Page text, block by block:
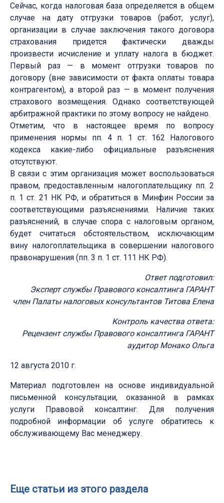
Сейчас, когда налоговая база определяется в общем
случае на дату отгрузки товаров (работ, услуг),
организации в случае заключения такого договора
страхования придется фактически дважды
произвести исчисление и уплату налога в бюджет.
Первый раз — в момент отгрузки товаров по
договору (вне зависимости от факта оплаты товара
контрагентом), а второй раз — в момент получения
страхового возмещения. Однако соответствующей
арбитражной практики по этому вопросу не найдено.
Отметим, что в настоящее время по вопросу
применения нормы пп. 4 п. 1 ст. 162 Налогового
кодекса какие-либо официальные разъяснения
отсутствуют.
В связи с этим организация может воспользоваться
правом, предоставленным налогоплательщику пп. 2
п. 1 ст. 21 НК РФ, и обратиться в Минфин России за
соответствующими разъяснениями. Наличие таких
разъяснений, в случае спора с налоговым органом,
будет считаться обстоятельством, исключающим
вину налогоплательщика в совершении налогового
правонарушения (пп. 3 п. 1 ст. 111 НК РФ).
Ответ подготовил:
Эксперт службы Правового консалтинга ГАРАНТ
член Палаты налоговых консультантов Титова Елена
Контроль качества ответа:
Рецензент службы Правового консалтинга ГАРАНТ
аудитор Монако Ольга
12 августа 2010 г.
Материал подготовлен на основе индивидуальной
письменной консультации, оказанной в рамках
услуги Правовой консалтинг. Для получения
подробной информации об услуге обратитесь к
обслуживающему Вас менеджеру.
Еще статьи из этого раздела